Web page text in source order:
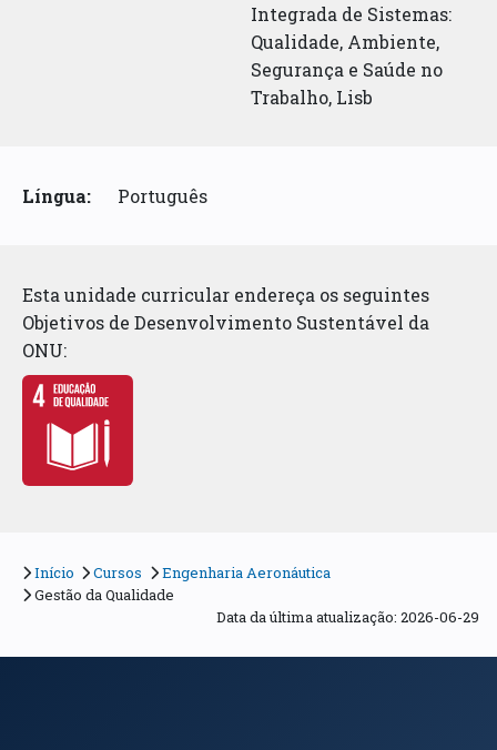
Integrada de Sistemas:
Qualidade, Ambiente,
Segurança e Saúde no
Trabalho, Lisb
Língua: Português
Esta unidade curricular endereça os seguintes
Objetivos de Desenvolvimento Sustentável da
ONU:
Início Cursos
Engenharia Aeronáutica
Gestão da Qualidade
Data da última atualização: 2026-06-29